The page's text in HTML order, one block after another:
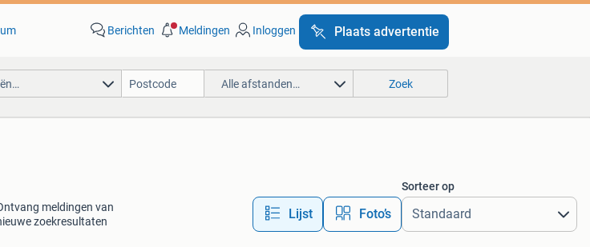
Berichten Meldingen Inloggen Plaats advertentie
Alle afstanden… Zoek
meldingen van
zoekresultaten
Lijst Foto’s
Sorteer op